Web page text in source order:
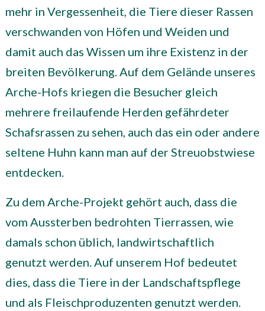
mehr in Vergessenheit, die Tiere dieser Rassen
verschwanden von Höfen und Weiden und
damit auch das Wissen um ihre Existenz in der
breiten Bevölkerung. Auf dem Gelände unseres
Arche-Hofs kriegen die Besucher gleich
mehrere freilaufende Herden gefährdeter
Schafsrassen zu sehen, auch das ein oder andere
seltene Huhn kann man auf der Streuobstwiese
entdecken.
Zu dem Arche-Projekt gehört auch, dass die
vom Aussterben bedrohten Tierrassen, wie
damals schon üblich, landwirtschaftlich
genutzt werden. Auf unserem Hof bedeutet
dies, dass die Tiere in der Landschaftspflege
und als Fleischproduzenten genutzt werden.